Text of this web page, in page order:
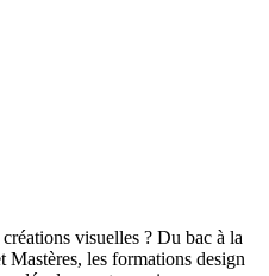
visuelles ? Du bac à la
Mastères, les formations design